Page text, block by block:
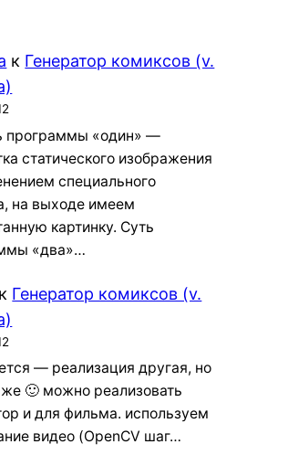
к Генератор комиксов (v.
программы «один» —
статического изображения
специального
на выходе имеем
картинку. Суть
«два»…
к Генератор комиксов (v.
— реализация другая, но
же 🙂 можно реализовать
и для фильма. используем
видео (OpenCV шаг…